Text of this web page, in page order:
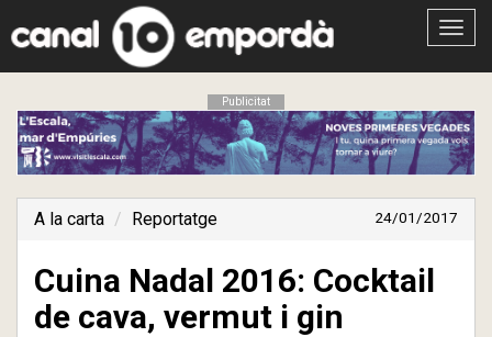
Obrir
Publicitat
A la carta Reportatge 24/01/2017
Cuina Nadal 2016: Cocktail
de cava, vermut i gin